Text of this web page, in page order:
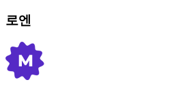
로엔